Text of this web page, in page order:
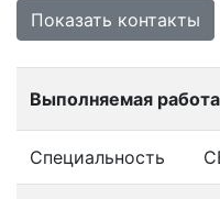
Показать контакты
Выполняемая
Специальность